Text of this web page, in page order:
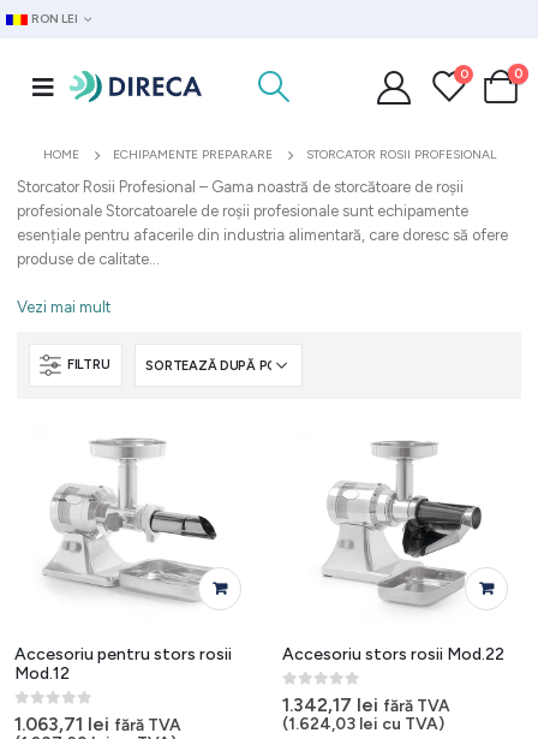
RON LEI
0 0
HOME ECHIPAMENTE PREPARARE STORCATOR ROSII PROFESIONAL
Storcator Rosii Profesional – Gama noastră de storcătoare de roșii
profesionale Storcatoarele de roșii profesionale sunt echipamente
esențiale pentru afacerile din industria alimentară, care doresc să ofere
produse de calitate...
Vezi mai mult
FILTRU
Accesoriu pentru stors rosii
Mod.12
0 out of 5
1.063,71 lei fără TVA
Accesoriu stors rosii Mod.22
0 out of 5
1.342,17 lei fără TVA
(1.624,03 lei cu TVA)